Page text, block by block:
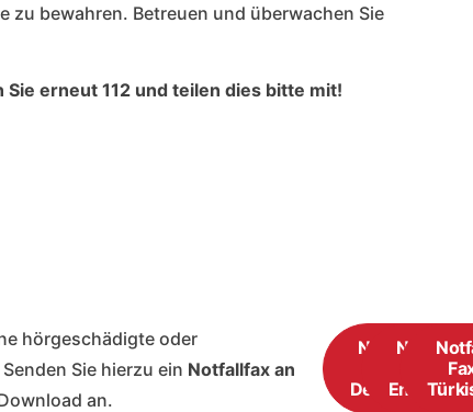
zu bewahren. Betreuen und überwachen Sie
erneut 112 und teilen dies bitte mit!
hörgeschädigte oder
Sie hierzu ein Notfallfax an
an.
Notfall
Deutsch
Notfall
Englisch